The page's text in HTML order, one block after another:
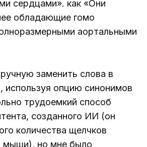
сердцами». как «Они
обладающие гомо
аортальными
заменить слова в
используя опцию синонимов
трудоемкий способ
созданного ИИ (он
количества щелчков
мыши), но мне было